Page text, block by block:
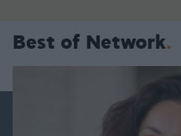
Best of Network